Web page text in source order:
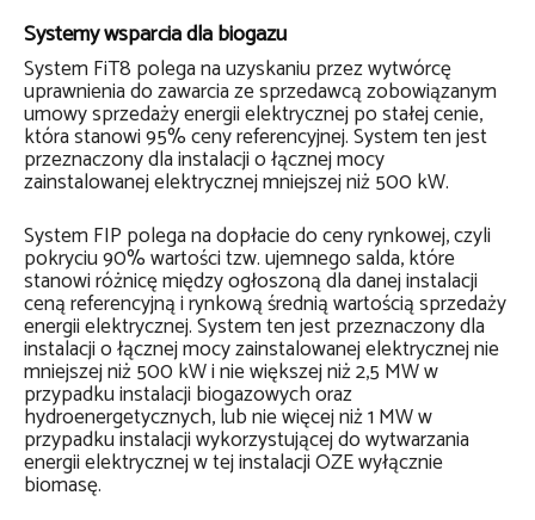
Systemy wsparcia dla biogazu
System FiT8 polega na uzyskaniu przez wytwórcę
uprawnienia do zawarcia ze sprzedawcą zobowiązanym
umowy sprzedaży energii elektrycznej po stałej cenie,
która stanowi 95% ceny referencyjnej. System ten jest
przeznaczony dla instalacji o łącznej mocy
zainstalowanej elektrycznej mniejszej niż 500 kW.
System FIP polega na dopłacie do ceny rynkowej, czyli
pokryciu 90% wartości tzw. ujemnego salda, które
stanowi różnicę między ogłoszoną dla danej instalacji
ceną referencyjną i rynkową średnią wartością sprzedaży
energii elektrycznej. System ten jest przeznaczony dla
instalacji o łącznej mocy zainstalowanej elektrycznej nie
mniejszej niż 500 kW i nie większej niż 2,5 MW w
przypadku instalacji biogazowych oraz
hydroenergetycznych, lub nie więcej niż 1 MW w
przypadku instalacji wykorzystującej do wytwarzania
energii elektrycznej w tej instalacji OZE wyłącznie
biomasę.